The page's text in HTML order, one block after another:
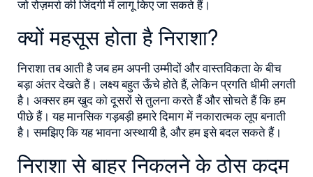
जो रोज़मर्रा की जिंदगी में लागू किए जा सकते हैं।
क्यों महसूस होता है निराशा?
निराशा तब आती है जब हम अपनी उम्मीदों और वास्तविकता के बीच
बड़ा अंतर देखते हैं। लक्ष्य बहुत ऊँचे होते हैं, लेकिन प्रगति धीमी लगती
है। अक्सर हम खुद को दूसरों से तुलना करते हैं और सोचते हैं कि हम
पीछे हैं। यह मानसिक गड़बड़ी हमारे दिमाग में नकारात्मक लूप बनाती
है। समझिए कि यह भावना अस्थायी है, और हम इसे बदल सकते हैं।
निराशा से बाहर निकलने के ठोस कदम